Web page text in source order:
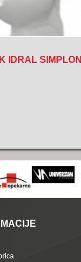
IDRAL SIMPLON